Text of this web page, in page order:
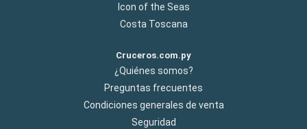
Icon of the Seas
Costa Toscana
Cruceros.com.py
¿Quiénes somos?
Preguntas frecuentes
Condiciones generales de venta
Seguridad